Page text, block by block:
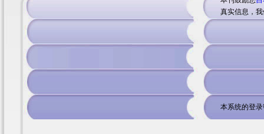
真实信息，
本系统的登